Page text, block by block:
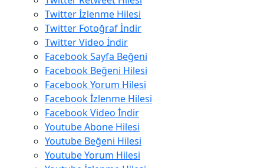
Twitter İzlenme Hilesi
Twitter Fotoğraf İndir
Twitter Video İndir
Facebook Sayfa Beğeni
Facebook Beğeni Hilesi
Facebook Yorum Hilesi
Facebook İzlenme Hilesi
Facebook Video İndir
Youtube Abone Hilesi
Youtube Beğeni Hilesi
Youtube Yorum Hilesi